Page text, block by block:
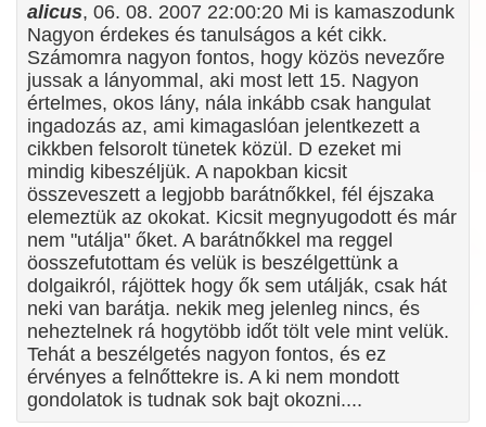
alicus, 06. 08. 2007 22:00:20 Mi is kamaszodunk
Nagyon érdekes és tanulságos a két cikk.
Számomra nagyon fontos, hogy közös nevezőre
jussak a lányommal, aki most lett 15. Nagyon
értelmes, okos lány, nála inkább csak hangulat
ingadozás az, ami kimagaslóan jelentkezett a
cikkben felsorolt tünetek közül. D ezeket mi
mindig kibeszéljük. A napokban kicsit
összeveszett a legjobb barátnőkkel, fél éjszaka
elemeztük az okokat. Kicsit megnyugodott és már
nem "utálja" őket. A barátnőkkel ma reggel
öosszefutottam és velük is beszélgettünk a
dolgaikról, rájöttek hogy ők sem utálják, csak hát
neki van barátja. nekik meg jelenleg nincs, és
neheztelnek rá hogytöbb időt tölt vele mint velük.
Tehát a beszélgetés nagyon fontos, és ez
érvényes a felnőttekre is. A ki nem mondott
gondolatok is tudnak sok bajt okozni....